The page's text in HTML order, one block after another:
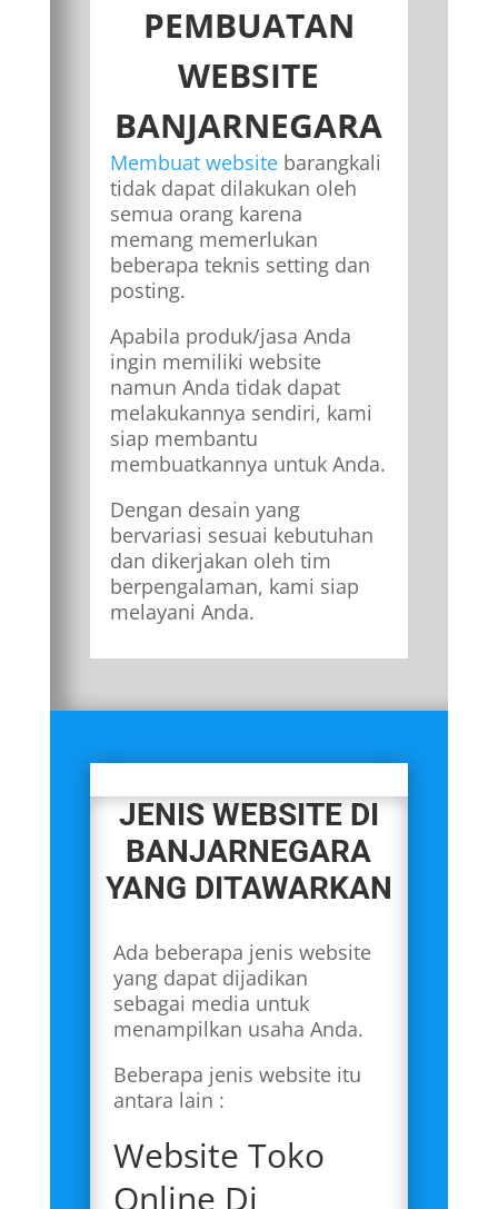
PEMBUATAN
WEBSITE
BANJARNEGARA
Membuat websitebarangkali
tidak dapat dilakukan oleh
semua orang karena
memang memerlukan
beberapa teknis setting dan
posting.
Apabila produk/jasa Anda
ingin memiliki website
namun Anda tidak dapat
melakukannya sendiri, kami
siap membantu
membuatkannya untuk Anda.
Dengan desain yang
bervariasi sesuai kebutuhan
dan dikerjakan oleh tim
berpengalaman, kami siap
melayani Anda.
JENIS WEBSITE DI
BANJARNEGARA
YANG DITAWARKAN
Ada beberapa jenis website
yang dapat dijadikan
sebagai media untuk
menampilkan usaha Anda.
Beberapa jenis website itu
antara lain :
Website Toko
Online Di